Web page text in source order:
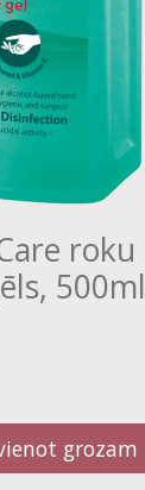
roku
500ml
grozam